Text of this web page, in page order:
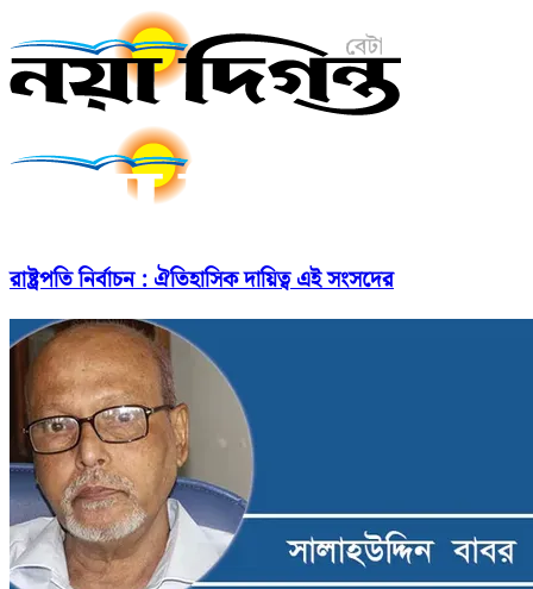
রাষ্ট্রপতি নির্বাচন : ঐতিহাসিক দায়িত্ব এই সংসদের